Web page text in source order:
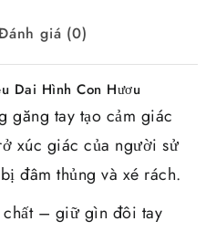
giá (0)
Dai Hình Con Hươu
găng tay tạo cảm giác
xúc giác của người sử
đâm thủng và xé rách.
– giữ gìn đôi tay